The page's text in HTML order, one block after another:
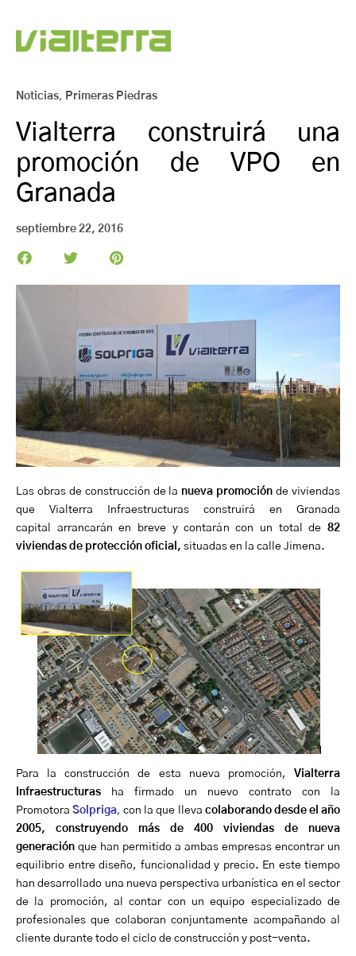
Noticias, Primeras Piedras
Vialterra construirá una
promoción de VPO en
Granada
septiembre 22, 2016
Las obras de construcción de la nueva promoción de viviendas
que Vialterra Infraestructuras construirá en Granada
capital arrancarán en breve y contarán con un total de 82
viviendas de protección oficial, situadas en la calle Jimena.
Para la construcción de esta nueva promoción, Vialterra
Infraestructuras ha firmado un nuevo contrato con la
PromotoraSolpriga, con la que lleva colaborando desde el año
2005, construyendo más de 400 viviendas de nueva
generación que han permitido a ambas empresas encontrar un
equilibrio entre diseño, funcionalidad y precio. En este tiempo
han desarrollado una nueva perspectiva urbanística en el sector
de la promoción, al contar con un equipo especializado de
profesionales que colaboran conjuntamente acompañando al
cliente durante todo el ciclo de construcción y post-venta.